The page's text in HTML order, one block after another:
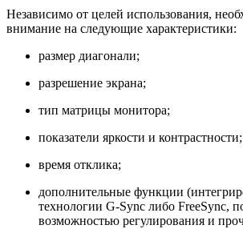
Независимо от целей использования,
внимание на следующие характеристики:
размер диагонали;
разрешение экрана;
тип матрицы монитора;
показатели яркости и контрастности;
время отклика;
дополнительные функции
технологии G-Sync либо FreeSync,
возможностью регулирования и